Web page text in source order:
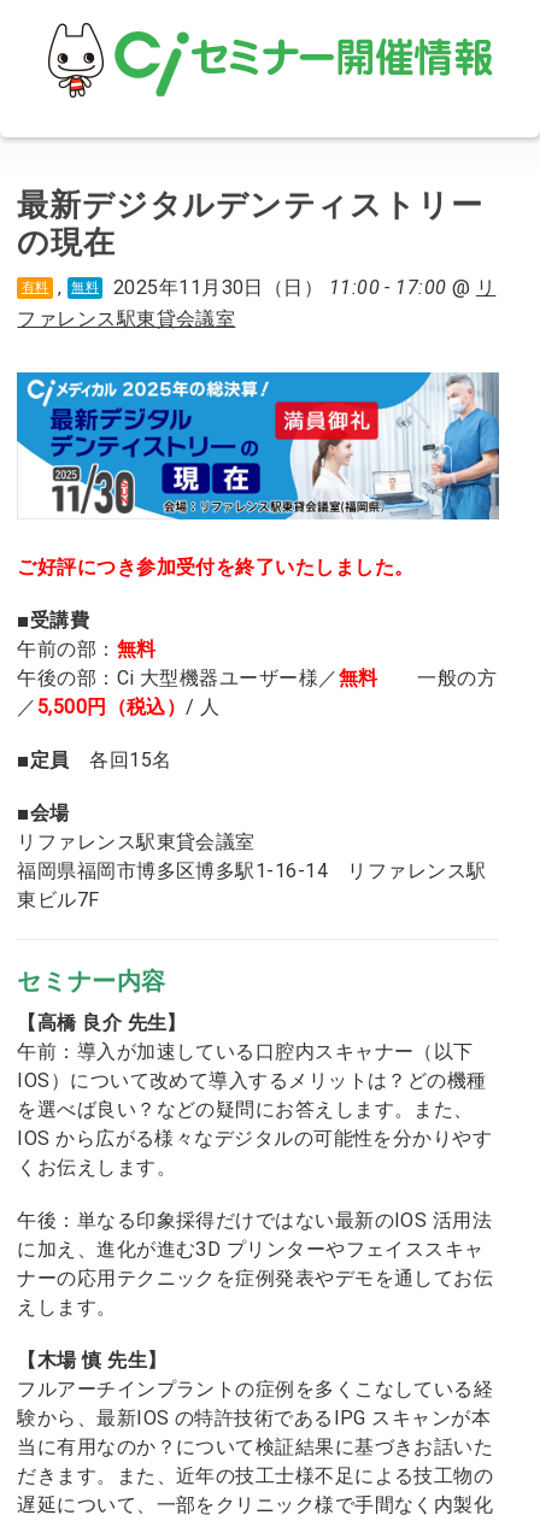
最新デジタルデンティストリー
の現在
有料 , 無料 2025年11月30日（日） 11:00 - 17:00 @ リ
ファレンス駅東貸会議室
ご好評につき参加受付を終了いたしました。
■受講費
午前の部： 無料
午後の部：Ci 大型機器ユーザー様／無料一般の方
／ 5,500円（税込）/ 人
■定員各回15名
■会場
リファレンス駅東貸会議室
福岡県福岡市博多区博多駅1-16-14 リファレンス駅
東ビル7F
セミナー内容
【高橋 良介 先生】
午前：導入が加速している口腔内スキャナー（以下
IOS）について改めて導入するメリットは？どの機種
を選べば良い？などの疑問にお答えします。また、
IOS から広がる様々なデジタルの可能性を分かりやす
くお伝えします。
午後：単なる印象採得だけではない最新のIOS 活用法
に加え、進化が進む3D プリンターやフェイススキャ
ナーの応用テクニックを症例発表やデモを通してお伝
えします。
【木場 慎 先生】
フルアーチインプラントの症例を多くこなしている経
験から、最新IOS の特許技術であるIPG スキャンが本
当に有用なのか？について検証結果に基づきお話いた
だきます。また、近年の技工士様不足による技工物の
遅延について、一部をクリニック様で手間なく内製化